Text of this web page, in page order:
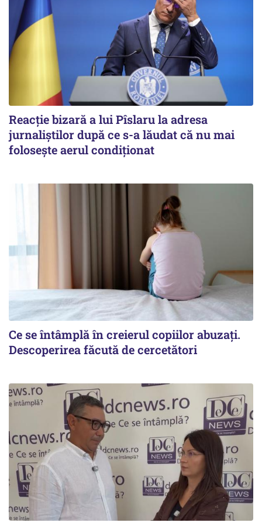
Reacție bizară a lui Pîslaru la adresa
jurnaliștilor după ce s-a lăudat că nu mai
folosește aerul condiționat
Ce se întâmplă în creierul copiilor abuzați.
Descoperirea făcută de cercetători